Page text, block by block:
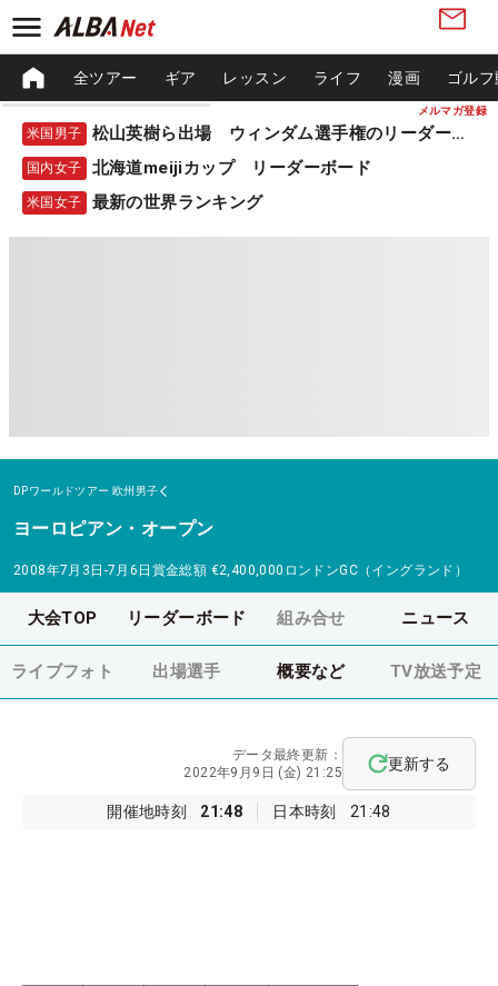
メルマガ登録
全ツアー ギア レッスン ライフ 漫画 ゴル
米国男子 松山英樹ら出場 ウィンダム選手権のリーダーボード
国内女子 北海道meijiカップ リーダーボード
米国女子 最新の世界ランキング
DPワールドツアー 欧州男子
ヨーロピアン・オープン
2008年7月3日-7月6日 賞金総額 €2,400,000 ロンドンGC（イングランド）
大会TOP リーダーボード 組み合せ ニュース
ライブフォト 出場選手 概要など TV放送予定
開催地時刻 21:48 日本時刻 21:48
データ最終更新：
2022年9月9日 (金) 21:25
更新する